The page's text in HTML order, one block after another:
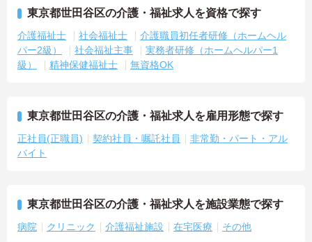
東京都世田谷区の介護・福祉求人を資格で探す
介護福祉士 社会福祉士
介護職員初任者研修（ホームヘル
パー2級）
社会福祉主事
実務者研修（ホームヘルパー1
級）
精神保健福祉士 無資格OK
東京都世田谷区の介護・福祉求人を雇用形態で探す
正社員(正職員) 契約社員・嘱託社員
非常勤・パート・アル
バイト
東京都世田谷区の介護・福祉求人を施設業態で探す
病院 クリニック 介護福祉施設 在宅医療 その他